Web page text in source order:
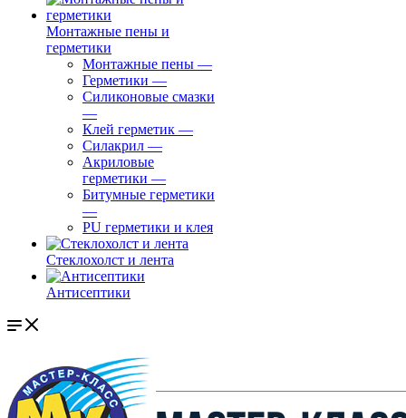
Монтажные пены и
герметики
Монтажные пены —
Герметики —
Силиконовые смазки
—
Клей герметик —
Силакрил —
Акриловые
герметики —
Битумные герметики
—
PU герметики и клея
Стеклохолст и лента
Антисептики